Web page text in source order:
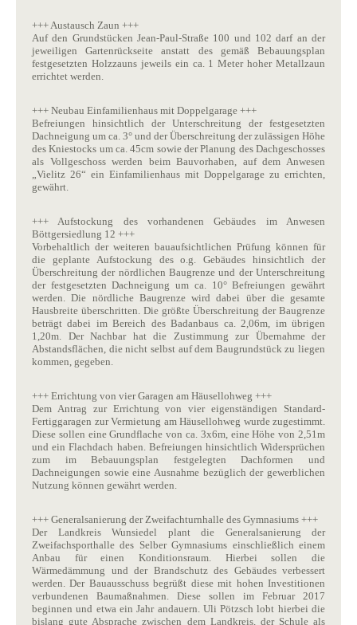
+++ Austausch Zaun +++
Auf den Grundstücken Jean-Paul-Straße 100 und 102 darf an der
jeweiligen Gartenrückseite anstatt des gemäß Bebauungsplan
festgesetzten Holzzauns jeweils ein ca. 1 Meter hoher Metallzaun
errichtet werden.
+++ Neubau Einfamilienhaus mit Doppelgarage +++
Befreiungen hinsichtlich der Unterschreitung der festgesetzten
Dachneigung um ca. 3° und der Überschreitung der zulässigen Höhe
des Kniestocks um ca. 45cm sowie der Planung des Dachgeschosses
als Vollgeschoss werden beim Bauvorhaben, auf dem Anwesen
„Vielitz 26“ ein Einfamilienhaus mit Doppelgarage zu errichten,
gewährt.
+++ Aufstockung des vorhandenen Gebäudes im Anwesen
Böttgersiedlung 12 +++
Vorbehaltlich der weiteren bauaufsichtlichen Prüfung können für
die geplante Aufstockung des o.g. Gebäudes hinsichtlich der
Überschreitung der nördlichen Baugrenze und der Unterschreitung
der festgesetzten Dachneigung um ca. 10° Befreiungen gewährt
werden. Die nördliche Baugrenze wird dabei über die gesamte
Hausbreite überschritten. Die größte Überschreitung der Baugrenze
beträgt dabei im Bereich des Badanbaus ca. 2,06m, im übrigen
1,20m. Der Nachbar hat die Zustimmung zur Übernahme der
Abstandsflächen, die nicht selbst auf dem Baugrundstück zu liegen
kommen, gegeben.
+++ Errichtung von vier Garagen am Häusellohweg +++
Dem Antrag zur Errichtung von vier eigenständigen Standard-
Fertiggaragen zur Vermietung am Häusellohweg wurde zugestimmt.
Diese sollen eine Grundflache von ca. 3x6m, eine Höhe von 2,51m
und ein Flachdach haben. Befreiungen hinsichtlich Widersprüchen
zum im Bebauungsplan festgelegten Dachformen und
Dachneigungen sowie eine Ausnahme bezüglich der gewerblichen
Nutzung können gewährt werden.
+++ Generalsanierung der Zweifachturnhalle des Gymnasiums +++
Der Landkreis Wunsiedel plant die Generalsanierung der
Zweifachsporthalle des Selber Gymnasiums einschließlich einem
Anbau für einen Konditionsraum. Hierbei sollen die
Wärmedämmung und der Brandschutz des Gebäudes verbessert
werden. Der Bauausschuss begrüßt diese mit hohen Investitionen
verbundenen Baumaßnahmen. Diese sollen im Februar 2017
beginnen und etwa ein Jahr andauern. Uli Pötzsch lobt hierbei die
bislang gute Absprache zwischen dem Landkreis, der Schule als